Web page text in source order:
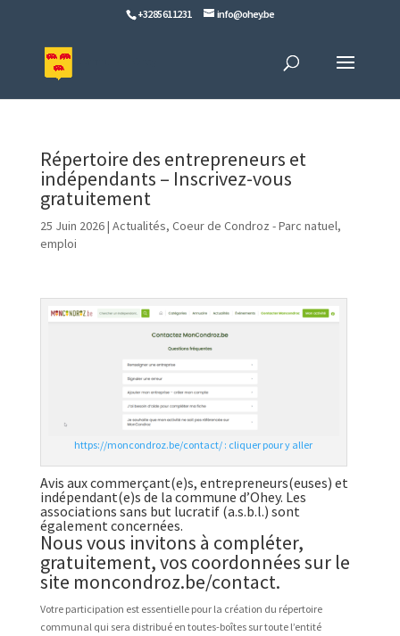
+32 85 61 12 31 info@ohey.be
Répertoire des entrepreneurs et
indépendants – Inscrivez-vous
gratuitement
25 Juin 2026| Actualités, Coeur de Condroz - Parc natuel,
emploi
https://moncondroz.be/contact/ : cliquer pour y aller
Avis aux commerçant(e)s, entrepreneurs(euses) et
indépendant(e)s de la commune d’Ohey. Les
associations sans but lucratif (a.s.b.l.) sont
également concernées.
Nous vous invitons à compléter,
gratuitement, vos coordonnées sur le
site moncondroz.be/contact.
Votre participation est essentielle pour la création du répertoire
communal qui sera distribué en toutes-boîtes sur toute l’entité